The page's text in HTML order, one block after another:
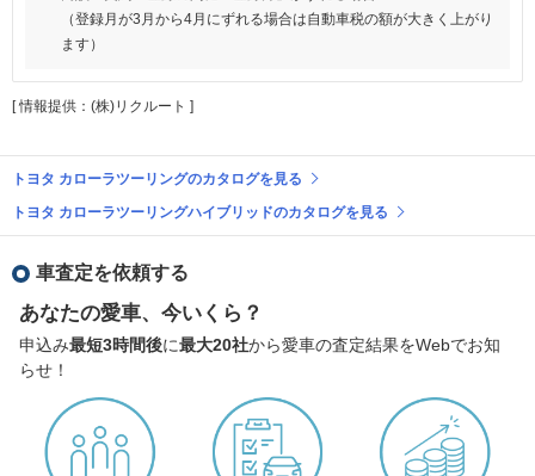
（登録月が3月から4月にずれる場合は自動車税の額が大きく上がり
ます）
[ 情報提供：(株)リクルート ]
トヨタ カローラツーリングのカタログを見る
トヨタ カローラツーリングハイブリッドのカタログを見る
車査定を依頼する
あなたの愛車、今いくら？
申込み最短3時間後に最大20社から愛車の査定結果をWebでお知
らせ！